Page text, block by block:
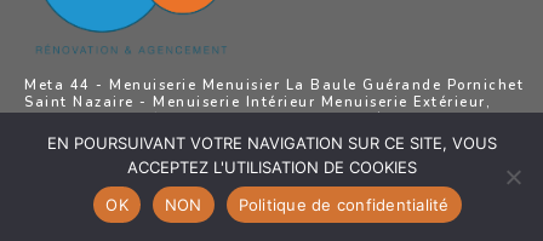
Meta 44 - Menuiserie Menuisier La Baule Guérande Pornichet
Saint Nazaire - Menuiserie Intérieur Menuiserie Extérieur,
Aménagement Extérieur La Baule Guérande Pornichet Saint
Nazaire
EN POURSUIVANT VOTRE NAVIGATION SUR CE SITE, VOUS
ACCEPTEZ L'UTILISATION DE COOKIES
OK
NON Politique de confidentialité